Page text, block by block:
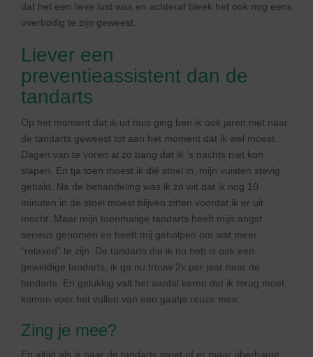
dat het een lieve lust was en achteraf bleek het ook nog eens
overbodig te zijn geweest.
Liever een
preventieassistent dan de
tandarts
Op het moment dat ik uit huis ging ben ik ook jaren niet naar
de tandarts geweest tot aan het moment dat ik wel moest.
Dagen van te voren al zo bang dat ik ’s nachts niet kon
slapen. En tja toen moest ik dié stoel in, mijn vuisten stevig
gebald. Na de behandeling was ik zó wit dat ik nog 10
minuten in de stoel moest blijven zitten voordat ik er uit
mocht. Maar mijn toenmalige tandarts heeft mijn angst
serieus genomen en heeft mij geholpen om wat meer
“relaxed” te zijn. De tandarts die ik nu heb is ook een
geweldige tandarts, ik ga nu trouw 2x per jaar naar de
tandarts. En gelukkig valt het aantal keren dat ik terug moet
komen voor het vullen van een gaatje reuze mee.
Zing je mee?
En altijd als ik naar de tandarts moet of er maar überhaupt